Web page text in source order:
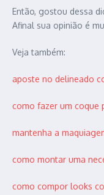
Então, gostou dessa
Afinal sua opinião é
Veja também:
aposte no delineado
como fazer um coque
mantenha a
como montar uma
como compor looks